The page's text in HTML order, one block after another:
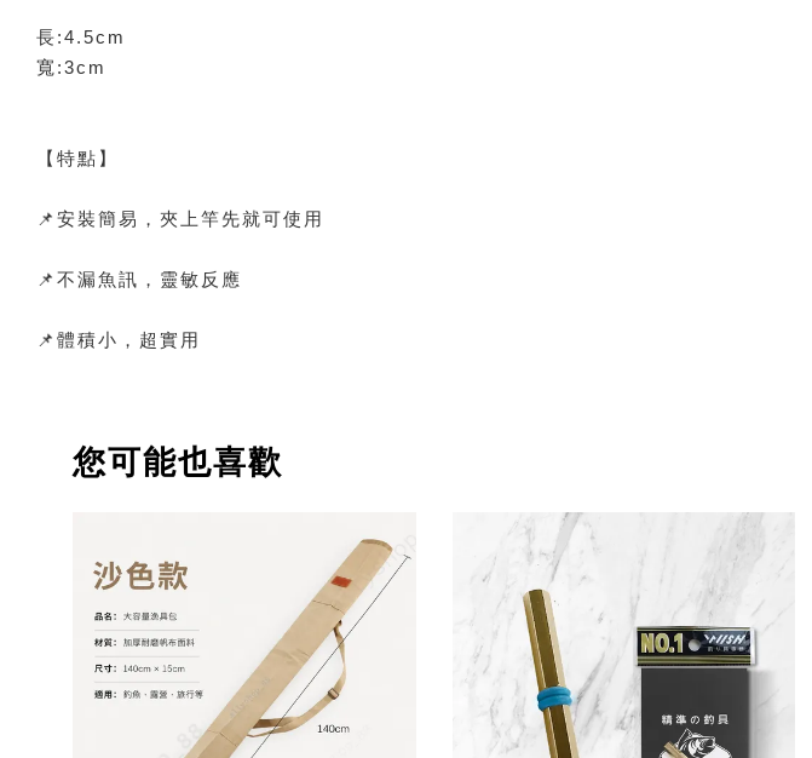
長:4.5cm
寬:3cm
【特點】
📌安裝簡易，夾上竿先就可使用
📌不漏魚訊，靈敏反應
📌體積小，超實用
您可能也喜歡